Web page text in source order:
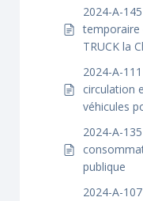
2024-A-
temporaire
TRUCK la
2024-A-
circulation
véhicules
2024-A-
publique
2024-A-